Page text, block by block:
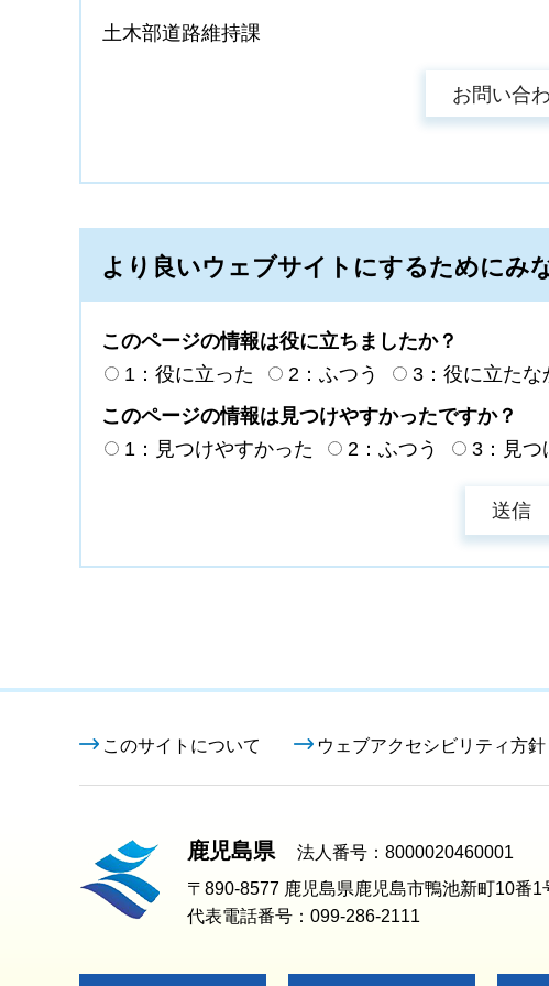
土木部道路維持課
より良いウェブサイトにするためにみ
このページの情報は役に立ちましたか？
1：役に立った
2：ふつう
3：役に立たな
このページの情報は見つけやすかったですか？
1：見つけやすかった
2：ふつう 3：見つ
このサイトについて ウェブアクセシビリティ方針
鹿児島県
法人番号：8000020460001
〒890-8577 鹿児島県鹿児島市鴨池新町10番1
代表電話番号：099-286-2111